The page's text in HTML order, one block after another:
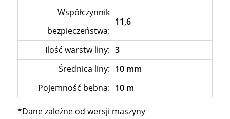
Współczynnik
bezpieczeństwa:
11,6
Ilość warstw liny: 3
Średnica liny: 10 mm
Pojemność bębna: 10 m
*Dane zależne od wersji maszyny